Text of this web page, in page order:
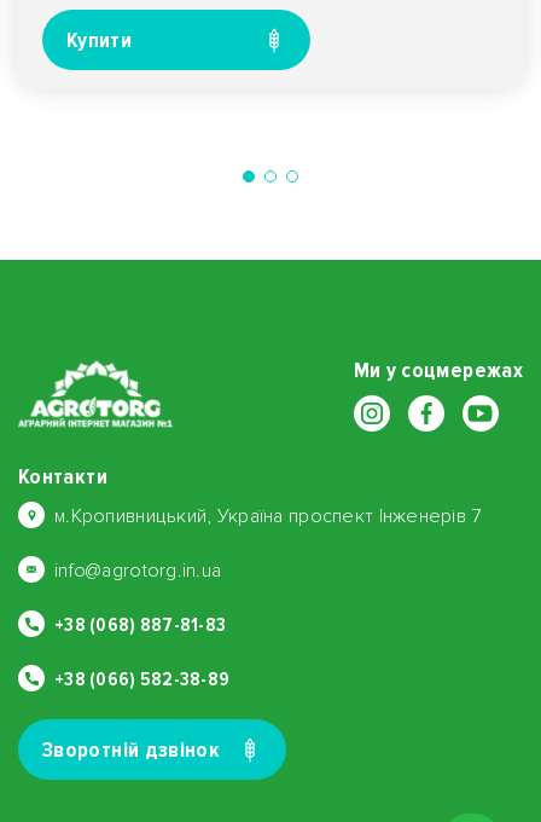
Купити
Ми у соцмережах
Контакти
м.Кропивницький, Україна проспект Інженерів 7
info@agrotorg.in.ua
+38 (068) 887-81-83
+38 (066) 582-38-89
Зворотнiй дзвiнок